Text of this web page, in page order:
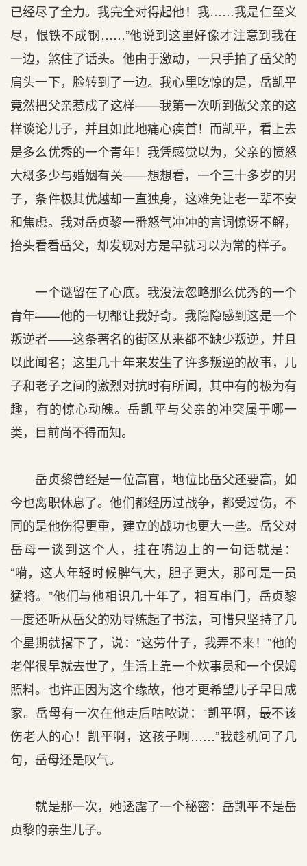
已经尽了全力。我完全对得起他！我……我是仁至义
尽，恨铁不成钢……”他说到这里好像才注意到我在
一边，煞住了话头。他由于激动，一只手拍了岳父的
肩头一下，脸转到了一边。我心里吃惊的是，岳凯平
竟然把父亲惹成了这样——我第一次听到做父亲的这
样谈论儿子，并且如此地痛心疾首！而凯平，看上去
是多么优秀的一个青年！我凭感觉以为，父亲的愤怒
大概多少与婚姻有关——想想看，一个三十多岁的男
子，条件极其优越却一直独身，这难免让老一辈不安
和焦虑。我对岳贞黎一番怒气冲冲的言词惊讶不解，
抬头看看岳父，却发现对方是早就习以为常的样子。
一个谜留在了心底。我没法忽略那么优秀的一个
青年——他的一切都让我好奇。我隐隐感到这是一个
叛逆者——这条著名的街区从来都不缺少叛逆，并且
以此闻名；这里几十年来发生了许多叛逆的故事，儿
子和老子之间的激烈对抗时有所闻，其中有的极为有
趣，有的惊心动魄。岳凯平与父亲的冲突属于哪一
类，目前尚不得而知。
岳贞黎曾经是一位高官，地位比岳父还要高，如
今也离职休息了。他们都经历过战争，都受过伤，不
同的是他伤得更重，建立的战功也更大一些。岳父对
岳母一谈到这个人，挂在嘴边上的一句话就是：
“嗬，这人年轻时候脾气大，胆子更大，那可是一员
猛将。”他们与他相识几十年了，相互串门，岳贞黎
一度还听从岳父的劝导练起了书法，可惜只坚持了几
个星期就撂下了，说：“这劳什子，我弄不来！”他的
老伴很早就去世了，生活上靠一个炊事员和一个保姆
照料。也许正因为这个缘故，他才更希望儿子早日成
家。岳母有一次在他走后咕哝说：“凯平啊，最不该
伤老人的心！凯平啊，这孩子啊……”我趁机问了几
句，岳母还是叹气。
就是那一次，她透露了一个秘密：岳凯平不是岳
贞黎的亲生儿子。